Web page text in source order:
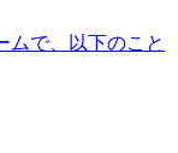
ムで、以下のこと